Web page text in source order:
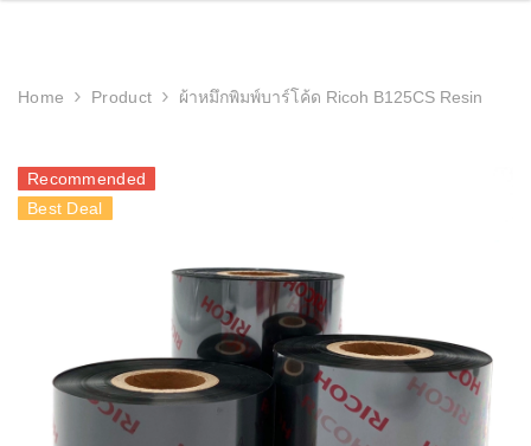
Home Product ผ้าหมึกพิมพ์บาร์โค้ด Ricoh B125CS Resin
Recommended
Best Deal